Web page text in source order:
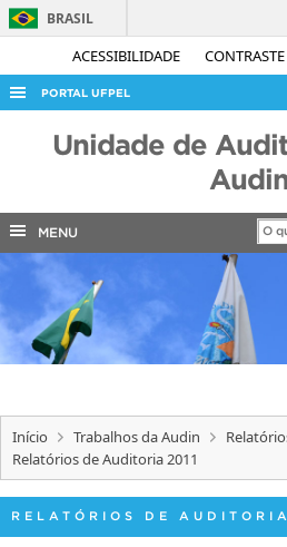
ACESSIBILIDADE CONTRASTE
BRASIL
PORTAL UFPEL
EDITAIS
INTERNACIONAL
OUVIDORIA
TELEFONES
Unidade de
MENU
Início Trabalhos da Audin
Relatórios de Auditoria 2011
RELATÓRIOS DE